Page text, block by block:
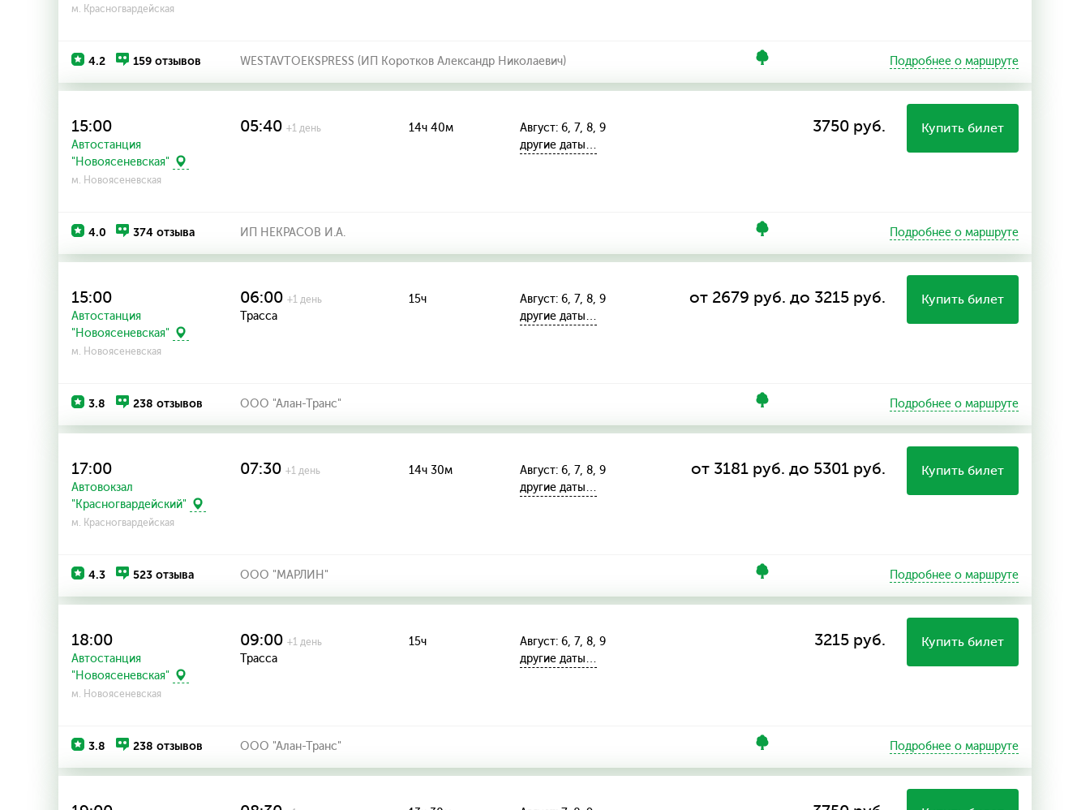
м. Красногвардейская
4.2 159 отзывов WESTAVTOEKSPRESS (ИП Коротков Александр Николаевич) Подробнее о маршруте
15:00
Автостанция
"Новоясеневская"
м. Новоясеневская
05:40 +1 день 14ч 40м
Август: 6, 7, 8, 9
другие даты…
3750 руб. Купить билет
4.0 374 отзыва ИП НЕКРАСОВ И.А. Подробнее о маршруте
15:00
Автостанция
"Новоясеневская"
м. Новоясеневская
06:00 +1 день
Трасса
15ч
Август: 6, 7, 8, 9
другие даты…
от 2679 руб. до 3215 руб. Купить билет
3.8 238 отзывов ООО "Алан-Транс" Подробнее о маршруте
17:00
Автовокзал
"Красногвардейский"
м. Красногвардейская
07:30 +1 день 14ч 30м
Август: 6, 7, 8, 9
другие даты…
от 3181 руб. до 5301 руб. Купить билет
4.3 523 отзыва ООО "МАРЛИН" Подробнее о маршруте
18:00
Автостанция
"Новоясеневская"
м. Новоясеневская
09:00 +1 день
Трасса
15ч
Август: 6, 7, 8, 9
другие даты…
3215 руб. Купить билет
3.8 238 отзывов ООО "Алан-Транс" Подробнее о маршруте